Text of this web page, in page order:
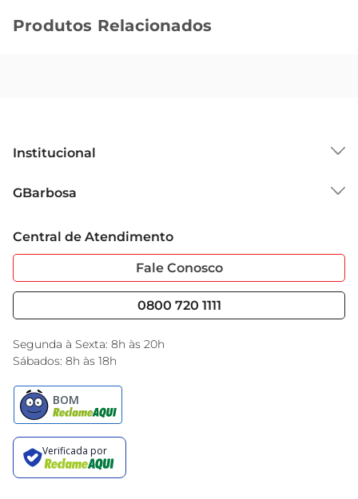
Lux Botanicals Flor de Cerejeira para as mãos
também estão disponíveis na versão refil.
independente. Bactérias testadas: S.Aureus.
Produtos Relacionados
Institucional
Grupo Cencosud
Sobre Privacidade
Portal do Fornecedo
Nossas Lojas
GBarbosa
Garantia Estendida
Serviços
Black Friday
Encarte do Dia
Central de Atendimento
Fale Conosco
0800 720 1111
Segunda à Sexta: 8h às 20h
Sábados: 8h às 18h